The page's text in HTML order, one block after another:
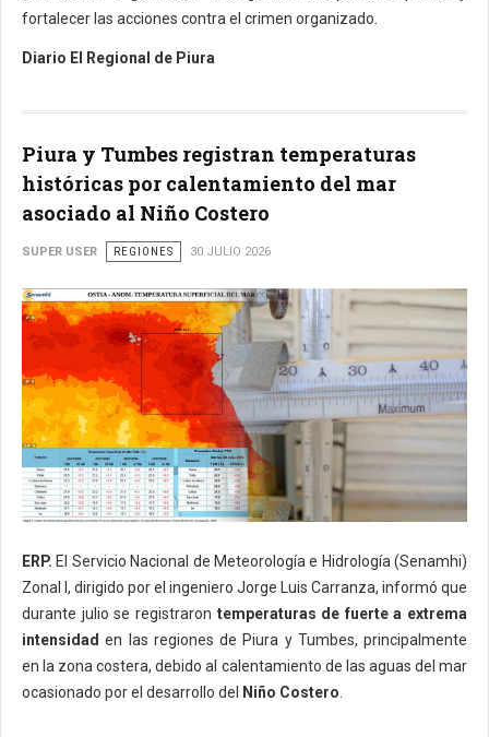
fortalecer las acciones contra el crimen organizado.
Diario El Regional de Piura
Piura y Tumbes registran temperaturas
históricas por calentamiento del mar
asociado al Niño Costero
SUPER USER REGIONES 30 JULIO 2026
ERP. El Servicio Nacional de Meteorología e Hidrología (Senamhi)
Zonal I, dirigido por el ingeniero Jorge Luis Carranza, informó que
durante julio se registraron temperaturas de fuerte a extrema
intensidad en las regiones de Piura y Tumbes, principalmente
en la zona costera, debido al calentamiento de las aguas del mar
ocasionado por el desarrollo del
Niño Costero.